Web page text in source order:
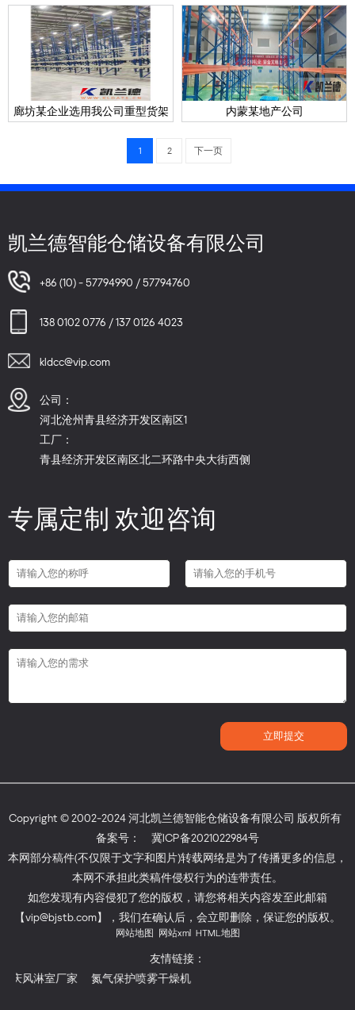
廊坊某企业选用我公司重型货架 内蒙某地产公司
1 2 下一页
凯兰德智能仓储设备有限公司
+86 (10) - 57794990 / 57794760
138 0102 0776 / 137 0126 4023
kldcc@vip.com
公司：
河北沧州青县经济开发区南区1
工厂：
青县经济开发区南区北二环路中央大街西侧
专属定制 欢迎咨询
Copyright © 2002-2024 河北凯兰德智能仓储设备有限公司 版权所有
备案号：
冀ICP备2021022984号
本网部分稿件(不仅限于文字和图片)转载网络是为了传播更多的信息，
本网不承担此类稿件侵权行为的连带责任。
如您发现有内容侵犯了您的版权，请您将相关内容发至此邮箱
【vip@bjstb.com】，我们在确认后，会立即删除，保证您的版权。
网站地图 网站xml HTML地图
友情链接：
风淋室厂家
氮气保护喷雾干燥机